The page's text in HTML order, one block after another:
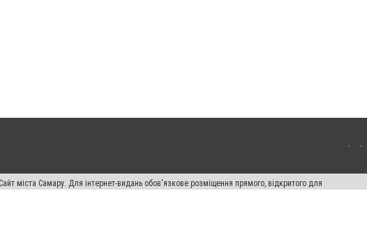
міста Самару. Для інтернет-видань обов'язкове розміщення прямого, відкритого для